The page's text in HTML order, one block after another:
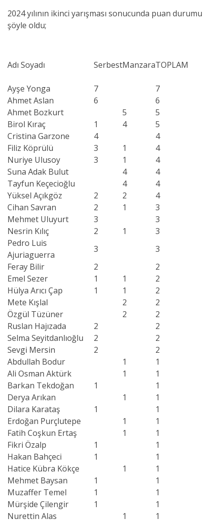
2024 yılının ikinci yarışması sonucunda puan durumu
şöyle oldu;
Adı Soyadı SerbestManzaraTOPLAM
Ayşe Yonga 7
7
Ahmet Aslan
6
6
Ahmet Bozkurt
5
5
Birol Kıraç
1 4
5
Cristina Garzone
4
4
Filiz Köprülü
3 1
4
Nuriye Ulusoy
3 1
4
Suna Adak Bulut
4
4
Tayfun Keçecioğlu
4
4
Yüksel Açıkgöz
2 2
4
Cihan Savran
2 1
3
Mehmet Uluyurt
3
3
Nesrin Kılıç
2 1
3
Pedro Luis
Ajuriaguerra
3
3
Feray Bilir
2
2
Emel Sezer
1 1
2
Hülya Arıcı Çap
1 1
2
Mete Kışlal
2
2
Özgül Tüzüner
2
2
Ruslan Hajızada
2
2
Selma Seyitdanlıoğlu
2
2
Sevgi Mersin
2
2
Abdullah Bodur
1
1
Ali Osman Aktürk
1
1
Barkan Tekdoğan
1
1
Derya Arıkan
1
1
Dilara Karataş
1
1
Erdoğan Purçlutepe
1
1
Fatih Coşkun Ertaş
1
1
Fikri Özalp
1
1
Hakan Bahçeci
1
1
Hatice Kübra Kökçe
1
1
Mehmet Baysan
1
1
Muzaffer Temel
1
1
Mürşide Çilengir
1
1
Nurettin Alas
1
1